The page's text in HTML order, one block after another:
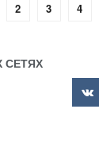
2 3 4